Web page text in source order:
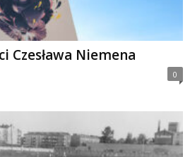
Czesława Niemena
0